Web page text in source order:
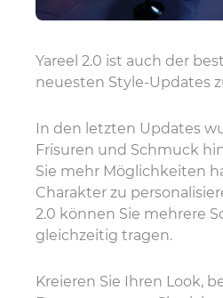
Yareel 2.0 ist auch der
neuesten Style-Updates
In den letzten Updates
Frisuren und Schmuck
Sie mehr Möglichkeiten
Charakter zu
2.0 können Sie mehrere
gleichzeitig tragen.
Kreieren Sie Ihren Look,